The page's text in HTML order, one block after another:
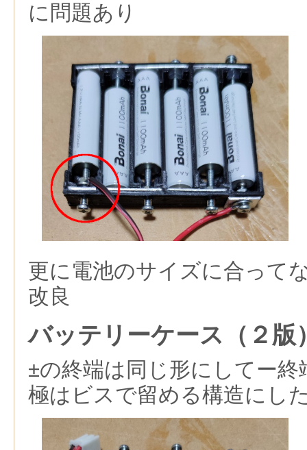
に問題あり
更に電池のサイズに合って
改良
バッテリーケース（２版
±の終端は同じ形にしてー
極はビスで留める構造にし